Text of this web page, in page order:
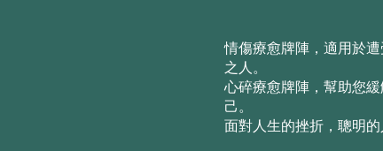
情傷療愈牌陣，適用於
之人。
心碎療愈牌陣，幫助您
己。
面對人生的挫折，聰明